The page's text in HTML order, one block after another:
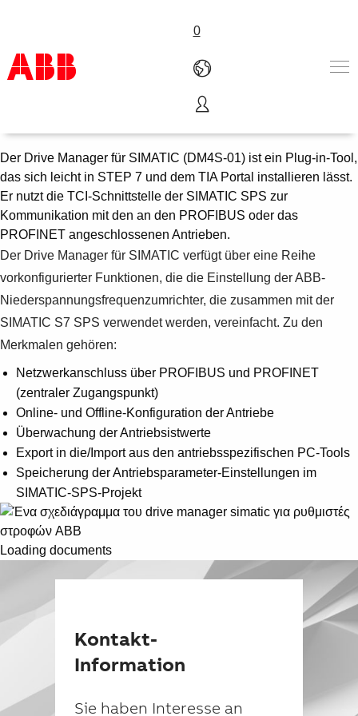
0
Produkte und Leistungen
Branchenlösungen
Service
Über uns
Vertriebspartner finden
Kontakt
Karriere
Drive Manager für SIMATIC
Der Drive Manager für SIMATIC (DM4S-01) ist ein Plug-in-Tool,
das sich leicht in STEP 7 und dem TIA Portal installieren lässt.
Er nutzt die TCI-Schnittstelle der SIMATIC SPS zur
Kommunikation mit den an den PROFIBUS oder das
PROFINET angeschlossenen Antrieben.
Der Drive Manager für SIMATIC verfügt über eine Reihe
vorkonfigurierter Funktionen, die die Einstellung der ABB-
Niederspannungsfrequenzumrichter, die zusammen mit der
SIMATIC S7 SPS verwendet werden, vereinfacht. Zu den
Merkmalen gehören:
Netzwerkanschluss über PROFIBUS und PROFINET
(zentraler Zugangspunkt)
Online- und Offline-Konfiguration der Antriebe
Überwachung der Antriebsistwerte
Export in die/Import aus den antriebsspezifischen PC-Tools
Speicherung der Antriebsparameter-Einstellungen im
SIMATIC-SPS-Projekt
Loading documents
Kontakt-
Information
Sie haben Interesse an